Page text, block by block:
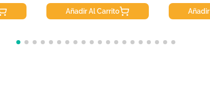
Añadir Al Carrito